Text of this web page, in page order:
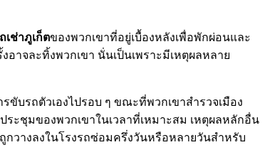
เช่าภูเก็ตของพวกเขาที่อยู่เบื้องหลังเพื่อพักผ่อนและ
าจละทิ้งพวกเขา นั่นเป็นเพราะมีเหตุผลหลาย
บรถตัวเองไปรอบ ๆ ขณะที่พวกเขาสำรวจเมือง
ะชุมของพวกเขาในเวลาที่เหมาะสม เหตุผลหลักอื่น
กวางลงในโรงรถซ่อมครึ่งวันหรือหลายวันสำหรับ